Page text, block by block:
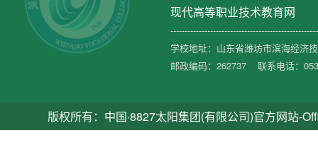
现代高等职业技术教育网
学校地址：山东省潍坊市滨海经济
邮政编码：262737 联系电话：
版权所有：中国·8827太阳集团(有限公司)官方网站-